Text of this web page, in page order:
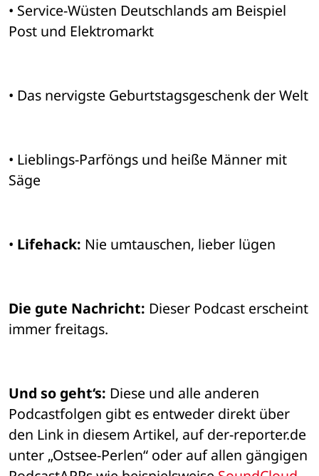
• Service-Wüsten Deutschlands am Beispiel
Post und Elektromarkt
• Das nervigste Geburtstagsgeschenk der Welt
• Lieblings-Parföngs und heiße Männer mit
Säge
• Lifehack: Nie umtauschen, lieber lügen
Die gute Nachricht: Dieser Podcast erscheint
immer freitags.
Und so geht‘s: Diese und alle anderen
Podcastfolgen gibt es entweder direkt über
den Link in diesem Artikel, auf der-reporter.de
unter „Ostsee-Perlen“ oder auf allen gängigen